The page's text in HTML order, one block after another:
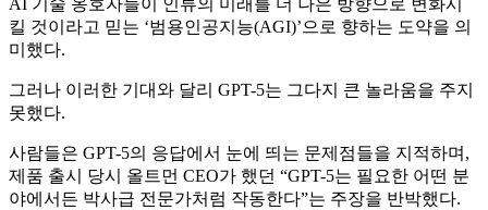
킬 것이라고 믿는 ‘범용인공지능(AGI)’으로 향하는 도약을 의
미했다.
그러나 이러한 기대와 달리 GPT-5는 그다지 큰 놀라움을 주지
못했다.
사람들은 GPT-5의 응답에서 눈에 띄는 문제점들을 지적하며,
제품 출시 당시 올트먼 CEO가 했던 “GPT-5는 필요한 어떤 분
야에서든 박사급 전문가처럼 작동한다”는 주장을 반박했다.